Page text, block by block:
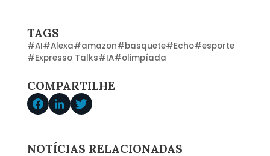
TAGS
#AI#Alexa#amazon#basquete#Echo#esporte
#Expresso Talks#IA#olimpíada
COMPARTILHE
NOTÍCIAS RELACIONADAS